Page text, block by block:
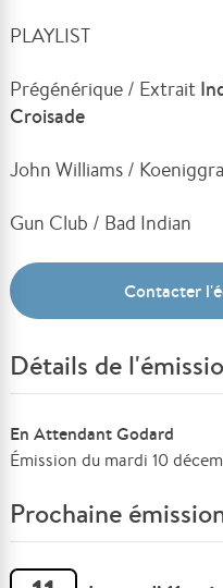
PLAYLIST
Prégénérique / Extrait
Croisade
John Williams /
Gun Club / Bad Indian
Contacter
Détails de
En Attendant Godard
Émission du mardi 10
Prochaine